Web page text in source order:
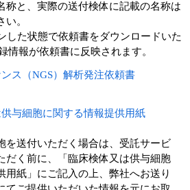
称と、実際の送付検体に記載の名称は
。
した状態で依頼書をダウンロードいた
情報が依頼書に反映されます。
ス（NGS）解析発注依頼書
与細胞に関する情報提供用紙
を送付いただく場合は、受託サービ
だく前に、「臨床検体又は供与細胞
用紙」にご記入の上、弊社へお送り